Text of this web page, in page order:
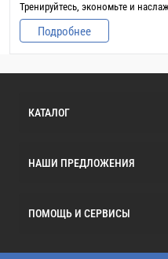
Тренируйтесь, экономьте и
Подробнее
КАТАЛОГ
НАШИ ПРЕДЛОЖЕНИЯ
ПОМОЩЬ И СЕРВИСЫ